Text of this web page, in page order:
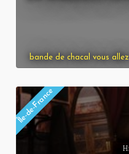
bande de chacal vous
Île-de-France